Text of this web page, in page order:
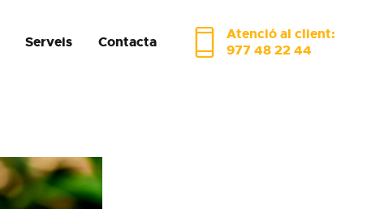
Serveis Contacta
Atenció al client:
977 48 22 44